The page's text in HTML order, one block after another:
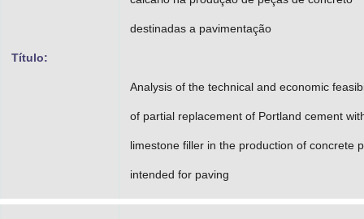
Título:
destinadas a pavimentação
Analysis of the technical and economic
of partial replacement of Portland cement
limestone filler in the production of concrete
intended for paving